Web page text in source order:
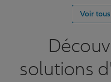
Voir
solutions